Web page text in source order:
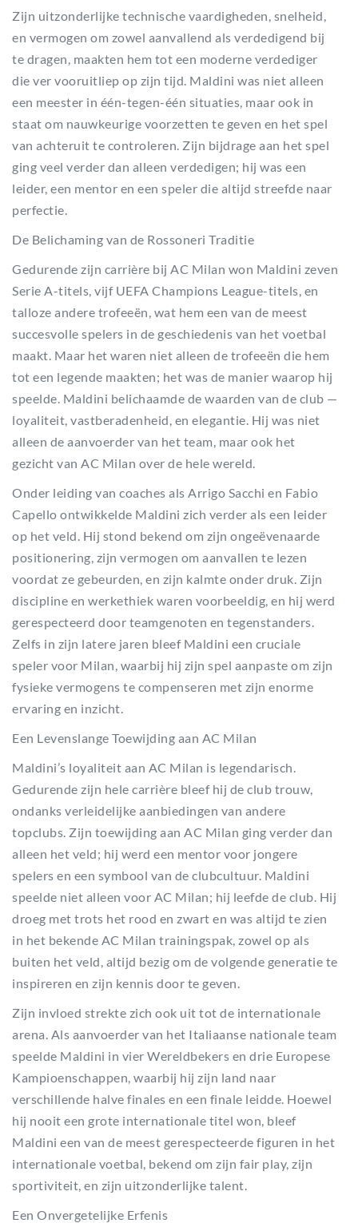
Zijn uitzonderlijke technische vaardigheden, snelheid,
en vermogen om zowel aanvallend als verdedigend bij
te dragen, maakten hem tot een moderne verdediger
die ver vooruitliep op zijn tijd. Maldini was niet alleen
een meester in één-tegen-één situaties, maar ook in
staat om nauwkeurige voorzetten te geven en het spel
van achteruit te controleren. Zijn bijdrage aan het spel
ging veel verder dan alleen verdedigen; hij was een
leider, een mentor en een speler die altijd streefde naar
perfectie.
De Belichaming van de Rossoneri Traditie
Gedurende zijn carrière bij AC Milan won Maldini zeven
Serie A-titels, vijf UEFA Champions League-titels, en
talloze andere trofeeën, wat hem een van de meest
succesvolle spelers in de geschiedenis van het voetbal
maakt. Maar het waren niet alleen de trofeeën die hem
tot een legende maakten; het was de manier waarop hij
speelde. Maldini belichaamde de waarden van de club —
loyaliteit, vastberadenheid, en elegantie. Hij was niet
alleen de aanvoerder van het team, maar ook het
gezicht van AC Milan over de hele wereld.
Onder leiding van coaches als Arrigo Sacchi en Fabio
Capello ontwikkelde Maldini zich verder als een leider
op het veld. Hij stond bekend om zijn ongeëvenaarde
positionering, zijn vermogen om aanvallen te lezen
voordat ze gebeurden, en zijn kalmte onder druk. Zijn
discipline en werkethiek waren voorbeeldig, en hij werd
gerespecteerd door teamgenoten en tegenstanders.
Zelfs in zijn latere jaren bleef Maldini een cruciale
speler voor Milan, waarbij hij zijn spel aanpaste om zijn
fysieke vermogens te compenseren met zijn enorme
ervaring en inzicht.
Een Levenslange Toewijding aan AC Milan
Maldini’s loyaliteit aan AC Milan is legendarisch.
Gedurende zijn hele carrière bleef hij de club trouw,
ondanks verleidelijke aanbiedingen van andere
topclubs. Zijn toewijding aan AC Milan ging verder dan
alleen het veld; hij werd een mentor voor jongere
spelers en een symbool van de clubcultuur. Maldini
speelde niet alleen voor AC Milan; hij leefde de club. Hij
droeg met trots het rood en zwart en was altijd te zien
in het bekende AC Milan trainingspak, zowel op als
buiten het veld, altijd bezig om de volgende generatie te
inspireren en zijn kennis door te geven.
Zijn invloed strekte zich ook uit tot de internationale
arena. Als aanvoerder van het Italiaanse nationale team
speelde Maldini in vier Wereldbekers en drie Europese
Kampioenschappen, waarbij hij zijn land naar
verschillende halve finales en een finale leidde. Hoewel
hij nooit een grote internationale titel won, bleef
Maldini een van de meest gerespecteerde figuren in het
internationale voetbal, bekend om zijn fair play, zijn
sportiviteit, en zijn uitzonderlijke talent.
Een Onvergetelijke Erfenis